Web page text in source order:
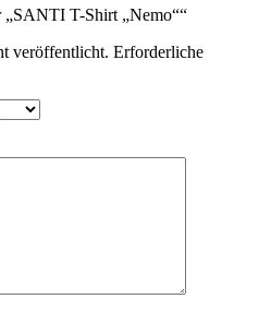
„SANTI T-Shirt „Nemo““
veröffentlicht. Erforderliche